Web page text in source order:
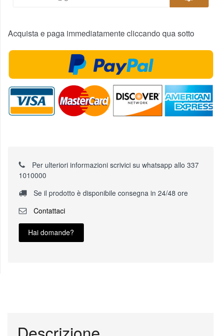
Acquista e paga immediatamente cliccando qua sotto
Per ulteriori informazioni scrivici su whatsapp allo 337
1010000
Se il prodotto è disponibile consegna in 24/48 ore
Contattaci
Hai domande?